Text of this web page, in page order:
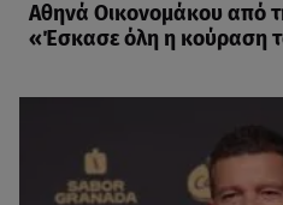
Αθηνά Οικονομάκου από
«Έσκασε όλη η κούραση